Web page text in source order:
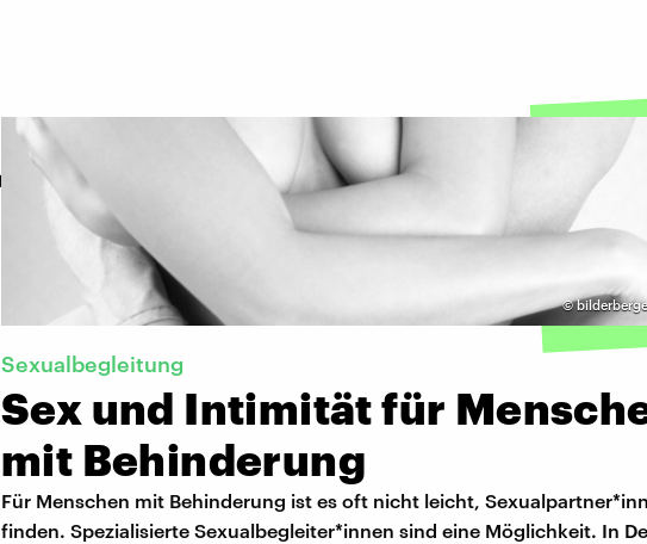
©
Sexualbegleitung
Sex und Intimität für
mit Behinderung
Für Menschen mit Behinderung ist es oft nicht leicht,
finden. Spezialisierte Sexualbegleiter*innen sind eine Möglichkeit. In